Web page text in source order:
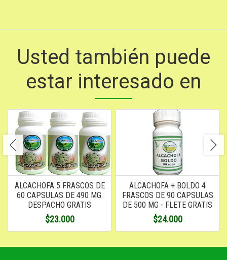
Usted también puede
estar interesado en
ALCACHOFA 5 FRASCOS DE
60 CAPSULAS DE 490 MG.
DESPACHO GRATIS
$23.000
ALCACHOFA + BOLDO 4
FRASCOS DE 90 CAPSULAS
DE 500 MG - FLETE GRATIS
$24.000